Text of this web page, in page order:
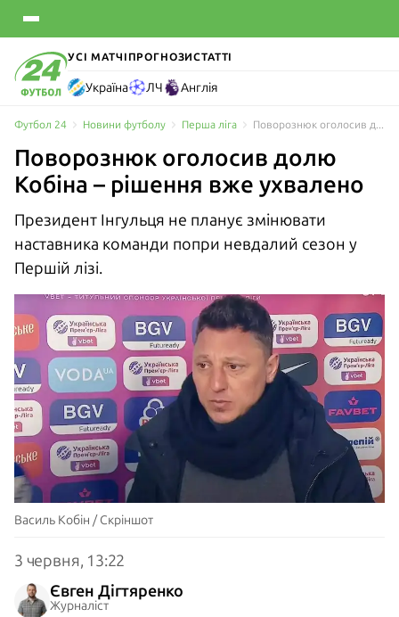
УСІ МАТЧІ ПРОГНОЗИСТАТТІ
Україна ЛЧ Англія
Футбол 24 Новини футболу Перша ліга
Поворознюк оголосив долю
Кобіна – рішення вже ухвалено
Президент Інгульця не планує змінювати
наставника команди попри невдалий сезон у
Першій лізі.
Василь Кобін / Скріншот
3 червня, 13:22
Євген Дігтяренко
Журналіст